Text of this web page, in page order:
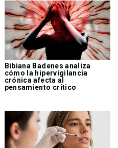
Bibiana Badenes analiza
cómo la hipervigilancia
crónica afecta al
pensamiento crítico